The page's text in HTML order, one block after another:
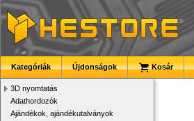
Kategóriák Újdonságok Kosár
3D nyomtatás
Adathordozók
Ajándékok, ajándékutalványok